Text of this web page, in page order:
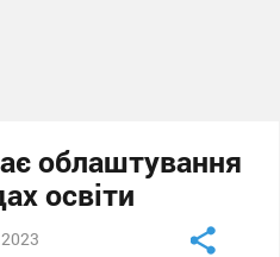
облаштування
освіти